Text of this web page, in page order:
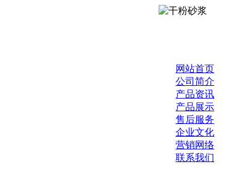
网站首页
公司简介
产品资讯
产品展示
售后服务
企业文化
营销网络
联系我们